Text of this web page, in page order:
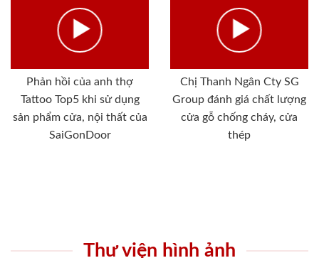
Phản hồi của anh thợ
Tattoo Top5 khi sử dụng
sản phẩm cửa, nội thất của
SaiGonDoor
Chị Thanh Ngân Cty SG
Group đánh giá chất lượng
cửa gỗ chống cháy, cửa
thép
Thư viện hình ảnh